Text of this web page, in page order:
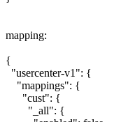
mapping:
{
"usercenter-v1": {
"mappings": {
"cust": {
"_all": {